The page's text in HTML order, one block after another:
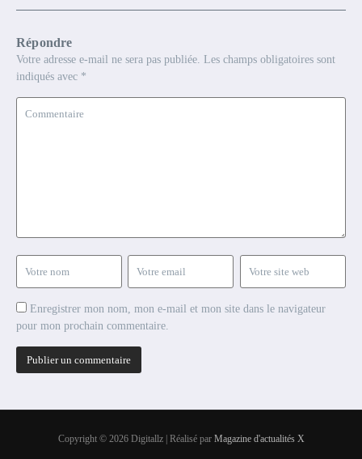
Répondre
Votre adresse e-mail ne sera pas publiée. Les champs obligatoires sont
indiqués avec *
Enregistrer mon nom, mon e-mail et mon site dans le navigateur
pour mon prochain commentaire.
Copyright © 2026 Digitallz | Réalisé par Magazine d'actualités X